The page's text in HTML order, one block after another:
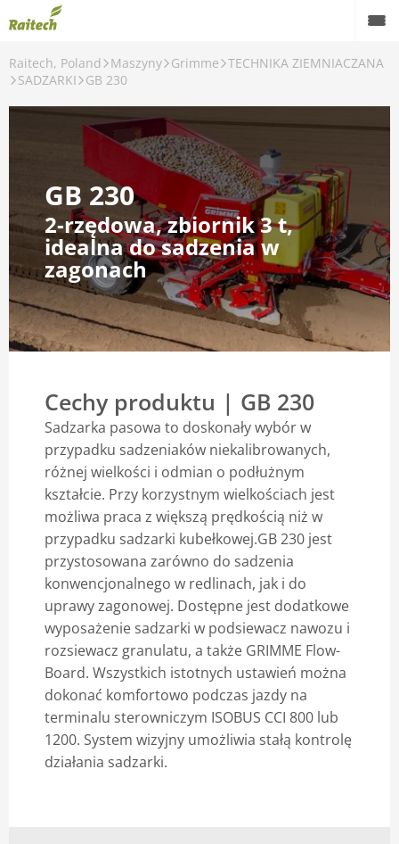
Raitech, Poland Maszyny Grimme TECHNIKA ZIEMNIACZANA
SADZARKI
GB 230
GB 230
2-rzędowa, zbiornik 3 t,
idealna do sadzenia w
zagonach
Cechy produktu | GB 230
Sadzarka pasowa to doskonały wybór w
przypadku sadzeniaków niekalibrowanych,
różnej wielkości i odmian o podłużnym
kształcie. Przy korzystnym wielkościach jest
możliwa praca z większą prędkością niż w
przypadku sadzarki kubełkowej.GB 230 jest
przystosowana zarówno do sadzenia
konwencjonalnego w redlinach, jak i do
uprawy zagonowej. Dostępne jest dodatkowe
wyposażenie sadzarki w podsiewacz nawozu i
rozsiewacz granulatu, a także GRIMME Flow-
Board. Wszystkich istotnych ustawień można
dokonać komfortowo podczas jazdy na
terminalu sterowniczym ISOBUS CCI 800 lub
1200. System wizyjny umożliwia stałą kontrolę
działania sadzarki.
Maszyny
Maszyny używane
Części zamienne
Serwis
Rolnictwo precyzyjne
Finansowanie
Kariera
O nas
Blog